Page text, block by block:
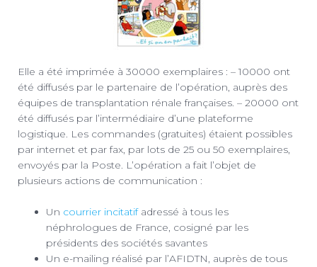
Elle a été imprimée à 30000 exemplaires : – 10000 ont
été diffusés par le partenaire de l’opération, auprès des
équipes de transplantation rénale françaises. – 20000 ont
été diffusés par l’intermédiaire d’une plateforme
logistique. Les commandes (gratuites) étaient possibles
par internet et par fax, par lots de 25 ou 50 exemplaires,
envoyés par la Poste. L’opération a fait l’objet de
plusieurs actions de communication :
Un courrier incitatifadressé à tous les
néphrologues de France, cosigné par les
présidents des sociétés savantes
Un e-mailing réalisé par l’AFIDTN, auprès de tous